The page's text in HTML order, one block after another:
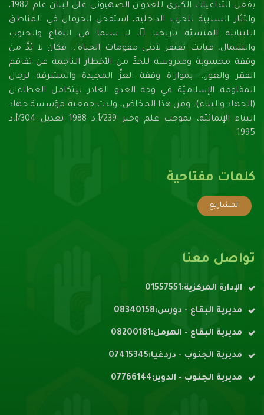
بفعل التداعيات الكبرى للعدوان الصهيونـي على لبنان عام 1982،
والآثار السلبية للحرب الداخلية، استفحل الحرمان في المناطق
اللبنانية المنسيّة تاريخيا ً، لا سيما في البقاع والجنوب
والشمال، فباتت تفتقر لأدنـى مقومات الحياة... فكان لا بُدَّ من
وقفة محسوبة ومدروسة للحدِّ من الأخطار الناجمة عن تفاقم
الفقر والعوز... بموازاة وقفة العزِّ المجيدة والمشرفة لرجال
المقاومة الإسلاميّة في وجه العدو الغادر ليتكامل العطاءان
(الجهاد والبناء). ومن هذا المخاض، ولدت جمعية مؤسسة جهاد
البناء الإنمائيّة، بموجب علم وخبر 239/أ.د 1988 تعديل 304/أ.د
1995.
كلمات مفتاحية
المشاريع
تواصل معنا
الإدارة المركزية:01557551
مديرية البقاع - دورس:08340158
مديرية البقاع - الهرمل:08200181
مديرية الجنوب - دردغيا:07415345
مديرية الجنوب - الدوير:07766144